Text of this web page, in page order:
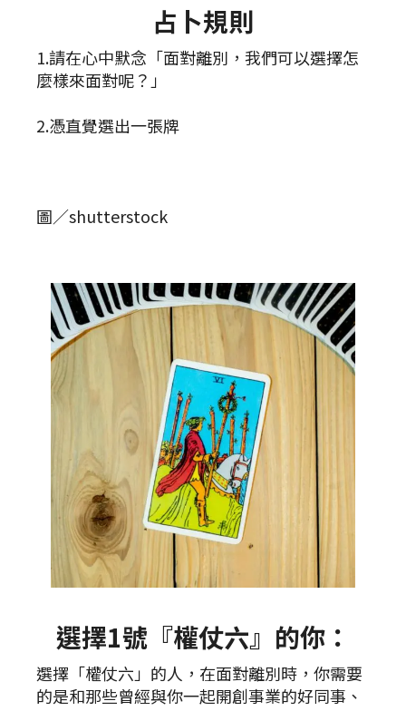
占卜規則
1.請在心中默念「面對離別，我們可以選擇怎
麼樣來面對呢？」
2.憑直覺選出一張牌
圖／shutterstock
選擇1號『權仗六』的你：
選擇「權仗六」的人，在面對離別時，你需要
的是和那些曾經與你一起開創事業的好同事、